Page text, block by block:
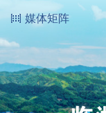
媒体矩阵